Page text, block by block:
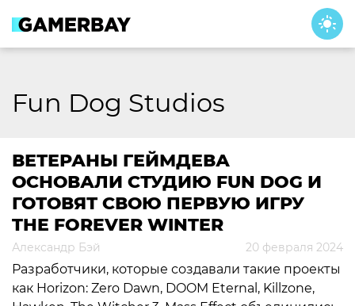
content
Fun Dog Studios
ВЕТЕРАНЫ ГЕЙМДЕВА
ОСНОВАЛИ СТУДИЮ FUN DOG И
ГОТОВЯТ СВОЮ ПЕРВУЮ ИГРУ
THE FOREVER WINTER
Александр Бэй 20 февраля 2024
Разработчики, которые создавали такие проекты
как Horizon: Zero Dawn, DOOM Eternal, Killzone,